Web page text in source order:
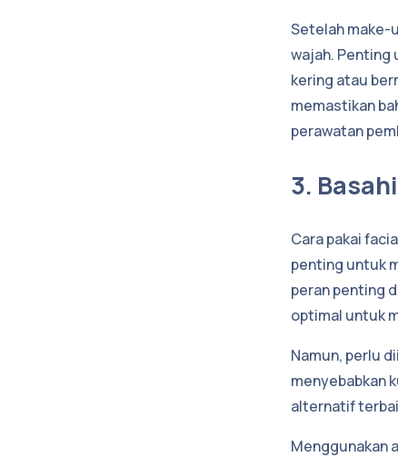
Setelah make-
wajah. Penting
kering atau
memastikan
perawatan
3.
Cara pakai
penting untuk
peran penting
optimal untuk
Namun, perlu
menyebabkan
alternatif
Menggunakan